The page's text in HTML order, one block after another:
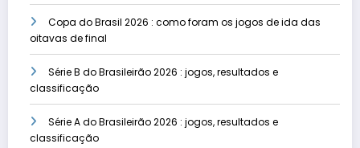
Copa do Brasil 2026 : como foram os jogos de ida das
oitavas de final
Série B do Brasileirão 2026 : jogos, resultados e
classificação
Série A do Brasileirão 2026 : jogos, resultados e
classificação